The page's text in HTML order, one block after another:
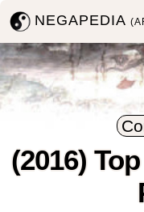
NEGAPEDIA
(2016)